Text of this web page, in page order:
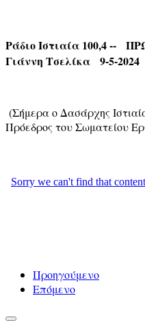
Ράδιο Ιστιαία 100,4 --
Γιάννη Τσελίκα 9-5-2024
(Σήμερα o Δασάρχης
Πρόεδρος του Σωματείου
Προηγούμενο
Επόμενο